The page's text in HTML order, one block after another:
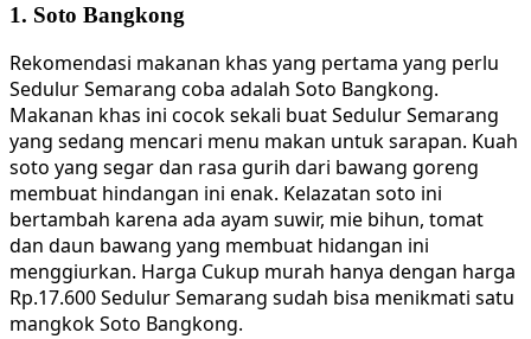
1. Soto Bangkong
Rekomendasi makanan khas yang pertama yang perlu
Sedulur Semarang coba adalah Soto Bangkong.
Makanan khas ini cocok sekali buat Sedulur Semarang
yang sedang mencari menu makan untuk sarapan. Kuah
soto yang segar dan rasa gurih dari bawang goreng
membuat hindangan ini enak. Kelazatan soto ini
bertambah karena ada ayam suwir, mie bihun, tomat
dan daun bawang yang membuat hidangan ini
menggiurkan. Harga Cukup murah hanya dengan harga
Rp.17.600 Sedulur Semarang sudah bisa menikmati satu
mangkok Soto Bangkong.